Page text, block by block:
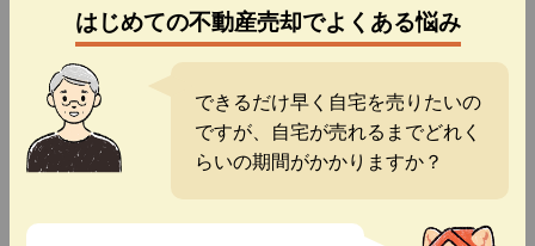
はじめての不動産売却でよくある悩み
できるだけ早く自宅を売りたいの
ですが、自宅が売れるまでどれく
らいの期間がかかりますか？